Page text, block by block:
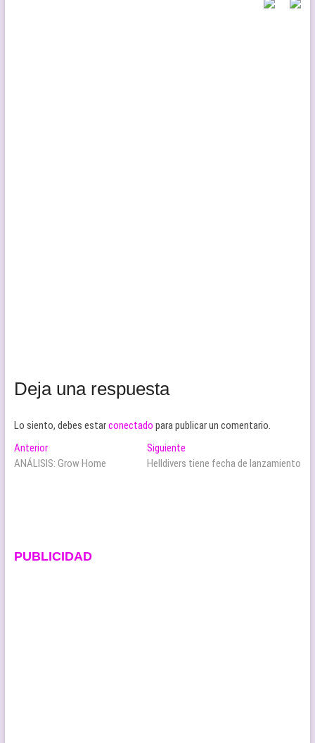
Deja una respuesta
Lo siento, debes estarconectado para publicar un comentario.
Navegación
de
AnteriorEntrada
anterior:
ANÁLISIS: Grow Home
Siguiente
siguiente:
Helldivers tiene fecha de lanzamiento
PUBLICIDAD